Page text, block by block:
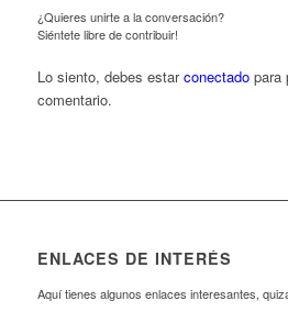
¿Quieres unirte a la conversación?
Siéntete libre de contribuir!
Lo siento, debes estarconectadopara
comentario.
ENLACES DE INTERÉS
Aquí tienes algunos enlaces interesantes,